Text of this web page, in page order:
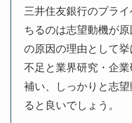
三井住友銀行のプラ
ちるのは志望動機が
の原因の理由として
不足と業界研究・企
補い、しっかりと志
ると良いでしょう。